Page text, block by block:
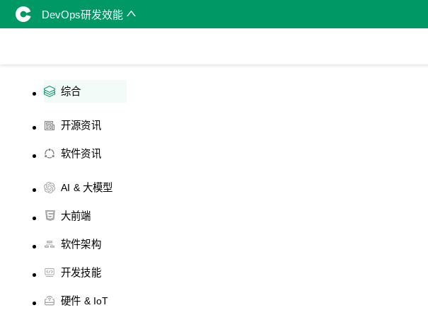
DevOps研发效能
综合
开源资讯
软件资讯
AI & 大模型
大前端
软件架构
开发技能
硬件 & IoT